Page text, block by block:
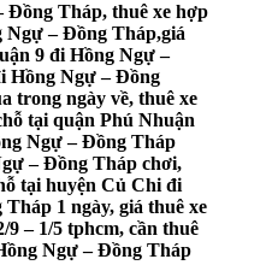
Đồng Tháp, thuê xe hợp
Ngự – Đồng Tháp,giá
9 đi Hồng Ngự –
Hồng Ngự – Đồng
trong ngày về, thuê xe
tại quận Phú Nhuận
Ngự – Đồng Tháp
– Đồng Tháp chơi,
tại huyện Củ Chi đi
1 ngày, giá thuê xe
– 1/5 tphcm, cần thuê
Ngự – Đồng Tháp